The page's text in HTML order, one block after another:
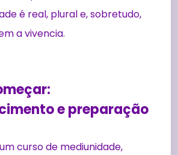
é real, plural e, sobretudo,
a vivencia.
e preparação
curso de mediunidade,